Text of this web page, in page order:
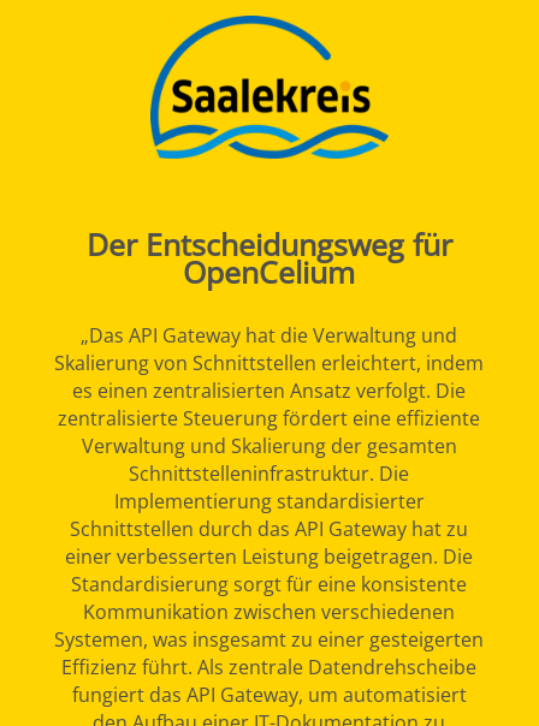
Der Entscheidungsweg für
OpenCelium
„Das API Gateway hat die Verwaltung und
Skalierung von Schnittstellen erleichtert, indem
es einen zentralisierten Ansatz verfolgt. Die
zentralisierte Steuerung fördert eine effiziente
Verwaltung und Skalierung der gesamten
Schnittstelleninfrastruktur. Die
Implementierung standardisierter
Schnittstellen durch das API Gateway hat zu
einer verbesserten Leistung beigetragen. Die
Standardisierung sorgt für eine konsistente
Kommunikation zwischen verschiedenen
Systemen, was insgesamt zu einer gesteigerten
Effizienz führt. Als zentrale Datendrehscheibe
fungiert das API Gateway, um automatisiert